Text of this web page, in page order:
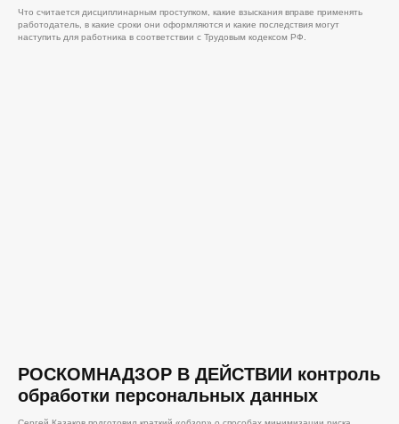
Что считается дисциплинарным проступком, какие взыскания вправе применять
работодатель, в какие сроки они оформляются и какие последствия могут
наступить для работника в соответствии с Трудовым кодексом РФ.
РОСКОМНАДЗОР В ДЕЙСТВИИ контроль
обработки персональных данных